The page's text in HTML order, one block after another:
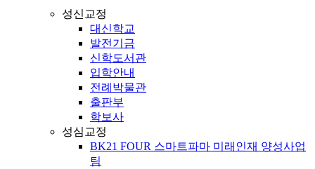
성신교정
대신학교
발전기금
신학도서관
입학안내
전례박물관
출판부
학보사
성심교정
BK21 FOUR 스마트파마 미래인재 양성사업
팀